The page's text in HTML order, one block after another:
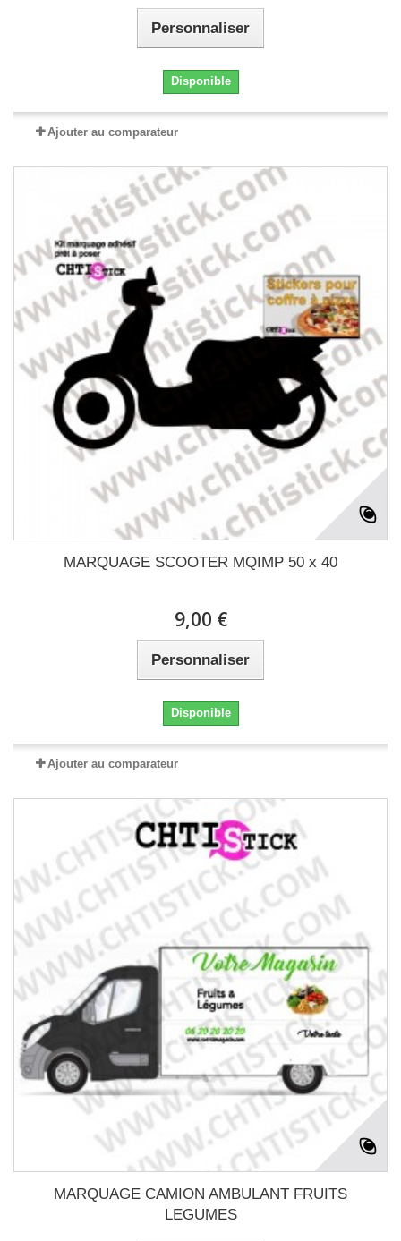
Personnaliser
Disponible
Ajouter au comparateur
MARQUAGE SCOOTER MQIMP 50 x 40
9,00 €
Personnaliser
Disponible
Ajouter au comparateur
MARQUAGE CAMION AMBULANT FRUITS
LEGUMES